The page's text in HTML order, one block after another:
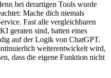
bei derartigen Tools wurde
Mache dich niemals
Fast alle vergleichbaren
geraten sind, hatten eines
auf der Logik von ChatGPT.
weiterentwickelt wird,
dass die eigene Funktion nicht